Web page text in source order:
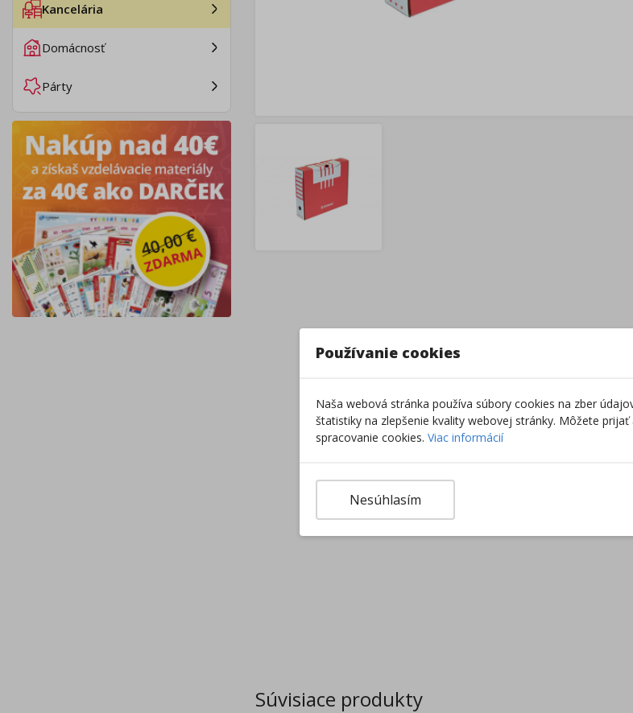
Kancelária
Domácnosť
Párty
Súvisiace produkty
Používanie cookies
Naša webová stránka používa súbory cookies na zber
štatistiky na zlepšenie kvality webovej stránky. Môžete
spracovanie cookies. Viac informácií
Nesúhlasím